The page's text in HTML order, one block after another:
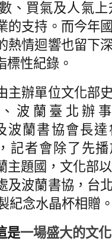
、買氣及人氣
的支持。而今年
熱情迴響也留下
標性紀錄。
主辦單位文化部
波蘭臺北辦
波蘭書協會長
記者會除了先
主題國，文化部以
及波蘭書協，台
紀念水晶杯相贈
是一場盛大的文